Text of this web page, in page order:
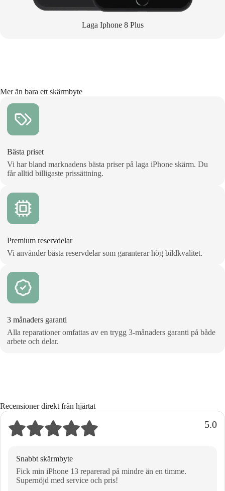
Laga Iphone 8 Plus
Mer än bara ett skärmbyte
Bästa priset
Vi har bland marknadens bästa priser på laga iPhone skärm. Du
får alltid billigaste prissättning.
Premium reservdelar
Vi använder bästa reservdelar som garanterar hög bildkvalitet.
3 månaders garanti
Alla reparationer omfattas av en trygg 3‑månaders garanti på både
arbete och delar.
Recensioner direkt från hjärtat
5.0
Snabbt skärmbyte
Fick min iPhone 13 reparerad på mindre än en timme.
Supernöjd med service och pris!